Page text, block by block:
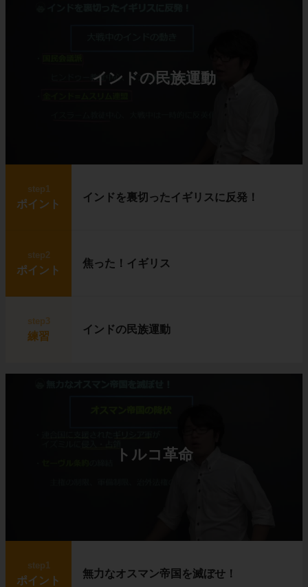
インドの民族運動
step1
ポイント
インドを裏切ったイギリスに反発！
step2
ポイント
焦った！イギリス
step3
練習
インドの民族運動
トルコ革命
step1
ポイント
無力なオスマン帝国を滅ぼせ！